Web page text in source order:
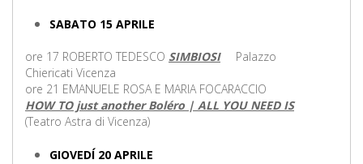
SABATO 15 APRILE
ore 17 ROBERTO TEDESCO SIMBIOSI
Palazzo
Chiericati Vicenza
ore 21 EMANUELE ROSA E MARIA FOCARACCIO
HOW TO just another Boléro | ALL YOU NEED IS
(Teatro Astra di Vicenza)
GIOVEDÍ 20 APRILE